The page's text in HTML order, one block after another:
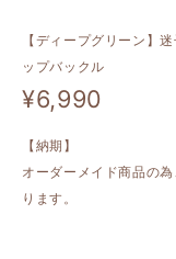
【ディープグリーン】
ップバックル
¥6,990
【納期】
オーダーメイド商品の
ります。